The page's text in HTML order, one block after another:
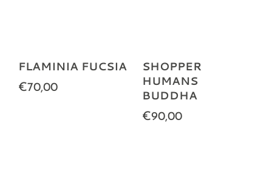
FLAMINIA FUCSIA
€70,00
SHOPPER
HUMANS
BUDDHA
€90,00